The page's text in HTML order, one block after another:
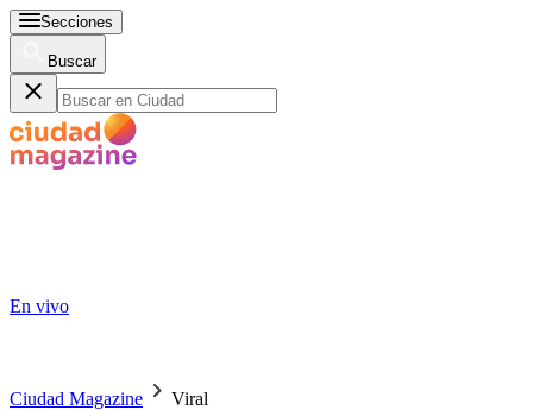
Secciones
Buscar
En vivo
Ciudad Magazine Viral